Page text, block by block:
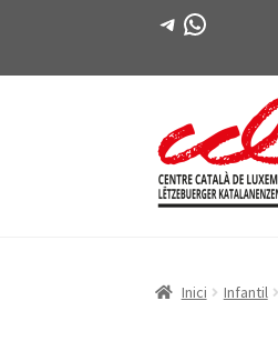
Telegram
WhatsApp
Salta
a
Vés
al
Inici Infantil